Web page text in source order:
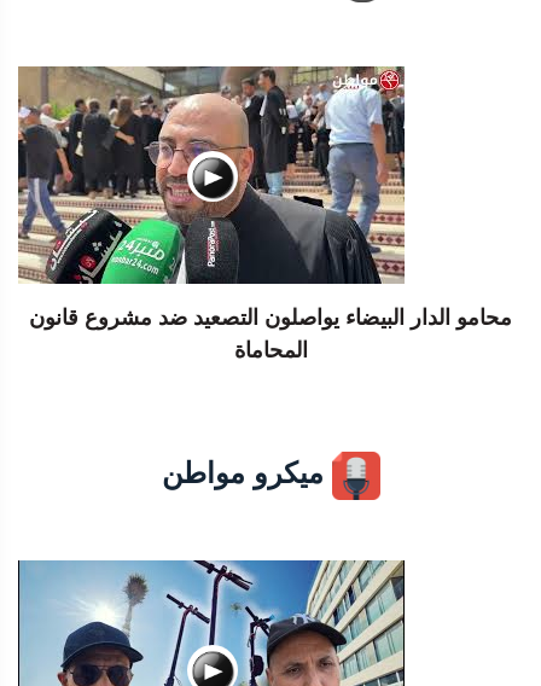
محامو الدار البيضاء يواصلون التصعيد ضد مشروع قانون
المحاماة
ميكرو مواطن